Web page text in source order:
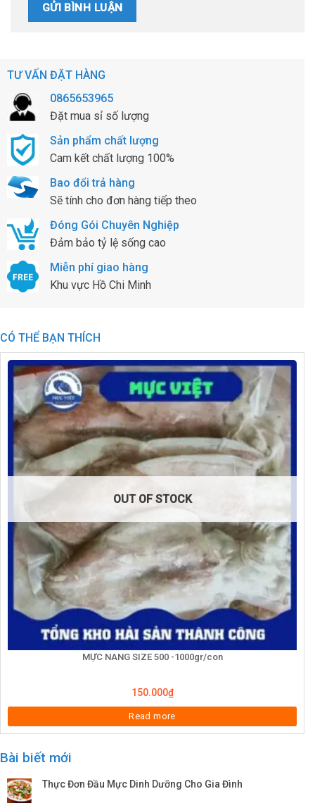
TƯ VẤN ĐẶT HÀNG
0865653965
Đặt mua sỉ số lượng
Sản phẩm chất lượng
Cam kết chất lượng 100%
Bao đổi trả hàng
Sẽ tính cho đơn hàng tiếp theo
Đóng Gói Chuyên Nghiệp
Đảm bảo tỷ lệ sống cao
Miễn phí giao hàng
Khu vực Hồ Chi Minh
CÓ THỂ BẠN THÍCH
OUT OF STOCK
MỰC NANG SIZE 500 -1000gr/con
150.000₫
Read more
Bài biết mới
Thực Đơn Đầu Mực Dinh Dưỡng Cho Gia Đình